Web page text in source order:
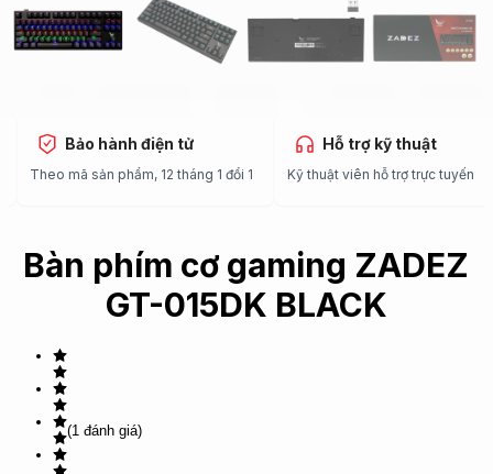
Bảo hành điện tử
Theo mã sản phẩm, 12 tháng 1 đổi 1
Hỗ trợ kỹ thuật
Kỹ thuật viên hỗ trợ trực tuyến
Bàn phím cơ gaming ZADEZ
GT-015DK BLACK
(1 đánh giá)